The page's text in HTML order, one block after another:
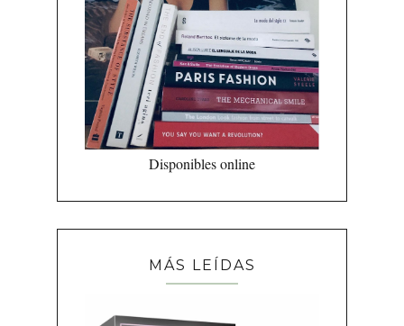
Disponibles online
MÁS LEÍDAS